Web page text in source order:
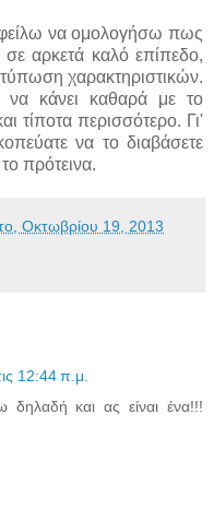
να ομολογήσω πως
σε αρκετά καλό επίπεδο,
χαρακτηριστικών.
να κάνει καθαρά με το
τίποτα περισσότερο. Γι'
να το διαβάσετε
πρότεινα.
Οκτωβρίου 19, 2013
12:44 π.μ.
και ας είναι ένα!!!